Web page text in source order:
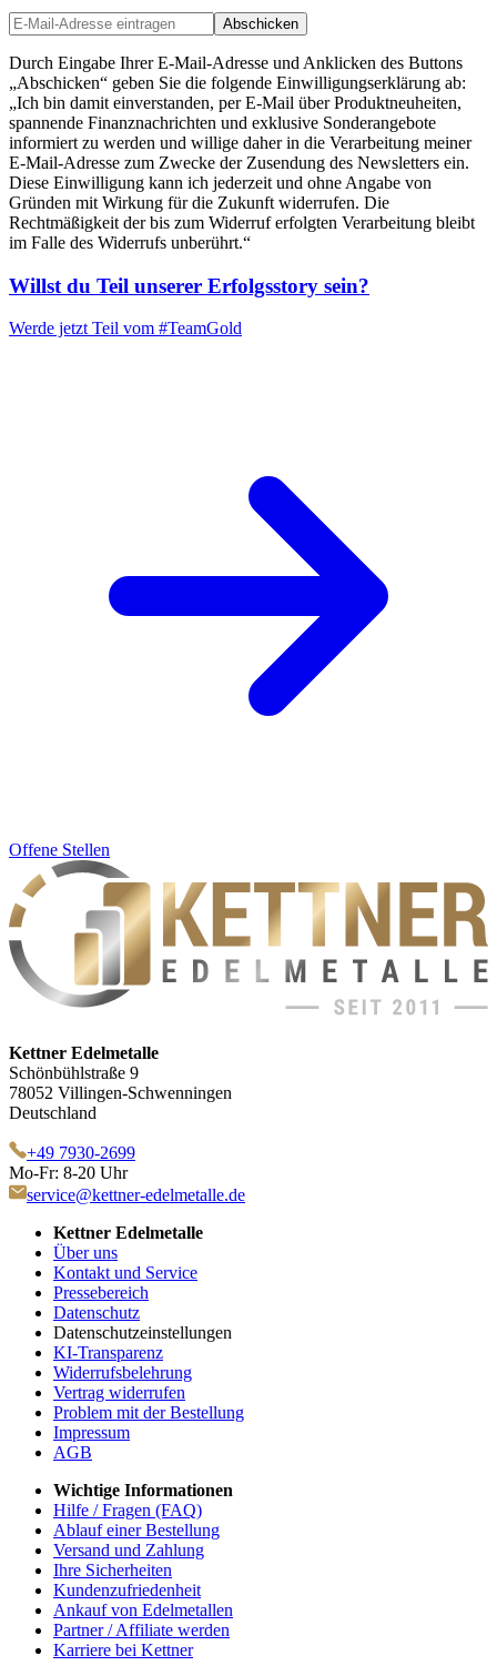
Abschicken
Durch Eingabe Ihrer E-Mail-Adresse und Anklicken des Buttons
„Abschicken“ geben Sie die folgende Einwilligungserklärung ab:
„Ich bin damit einverstanden, per E-Mail über Produktneuheiten,
spannende Finanznachrichten und exklusive Sonderangebote
informiert zu werden und willige daher in die Verarbeitung meiner
E-Mail-Adresse zum Zwecke der Zusendung des Newsletters ein.
Diese Einwilligung kann ich jederzeit und ohne Angabe von
Gründen mit Wirkung für die Zukunft widerrufen. Die
Rechtmäßigkeit der bis zum Widerruf erfolgten Verarbeitung bleibt
im Falle des Widerrufs unberührt.“
Willst du Teil unserer Erfolgsstory sein?
Werde jetzt Teil vom #TeamGold
Offene Stellen
Kettner Edelmetalle
Schönbühlstraße 9
78052 Villingen-Schwenningen
Deutschland
+49 7930-2699
Mo-Fr: 8-20 Uhr
service@kettner-edelmetalle.de
Kettner Edelmetalle
Über uns
Kontakt und Service
Pressebereich
Datenschutz
Datenschutzeinstellungen
KI-Transparenz
Widerrufsbelehrung
Vertrag widerrufen
Problem mit der Bestellung
Impressum
AGB
Wichtige Informationen
Hilfe / Fragen (FAQ)
Ablauf einer Bestellung
Versand und Zahlung
Ihre Sicherheiten
Kundenzufriedenheit
Ankauf von Edelmetallen
Partner / Affiliate werden
Karriere bei Kettner